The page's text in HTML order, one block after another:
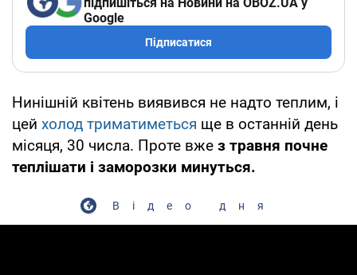
Google
Підписатися
Нинішній квітень виявився не надто теплим, і
цей холод триматиметься ще в останній день
місяця, 30 числа. Проте вже з травня почне
теплішати і заморозки минуться.
Відео дня